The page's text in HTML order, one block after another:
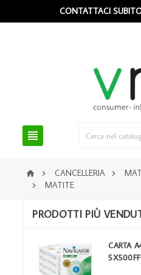
CONTATTACI

  CANCELLERIA 
 MATITE
PRODOTTI PIÙ
CARTA
5X500FF